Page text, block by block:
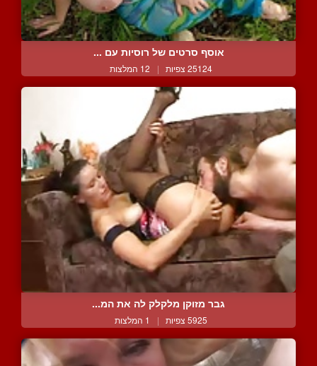
אוסף סרטים של רוסיות עם ...
25124 צפיות | 12 המלצות
גבר מזוקן מלקלק לה את המ...
5925 צפיות | 1 המלצות